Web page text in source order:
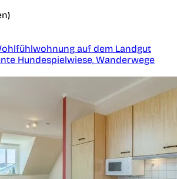
auf dem Landgut
Hundespielwiese, Wanderwege